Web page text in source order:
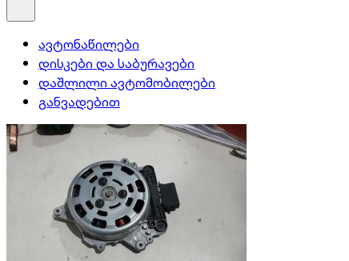
ავტონაწილები
დისკები და საბურავები
დაშლილი ავტომობილები
განვადებით